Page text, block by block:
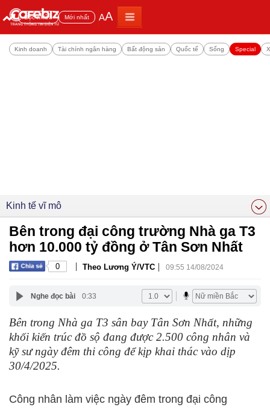
Đọc nhiều Mới nhất AA
Kinh doanh Tài chính ngân hàng Bất động sản Quốc tế Sống Special
Kinh tế vĩ mô
Bên trong đại công trường Nhà ga T3
hơn 10.000 tỷ đồng ở Tân Sơn Nhất
0 | Theo Lương Ý/VTC | 09:55 14/08/2024
Nghe đọc bài 0:33
Bên trong Nhà ga T3 sân bay Tân Sơn Nhất, những
khối kiến trúc đồ sộ đang được 2.500 công nhân và
kỹ sư ngày đêm thi công để kịp khai thác vào dịp
30/4/2025.
Công nhân làm việc ngày đêm trong đại công